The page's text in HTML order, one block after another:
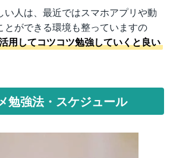
い人は、最近ではスマホアプリや動
とができる環境も整っていますの
用してコツコツ勉強していくと良い
勉強法・スケジュール